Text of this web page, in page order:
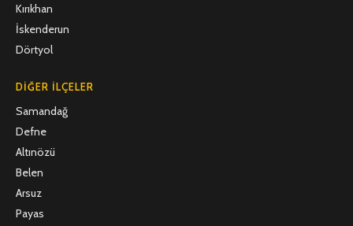
Kırıkhan
İskenderun
Dörtyol
DIĞER İLÇELER
Samandağ
Defne
Altınözü
Belen
Arsuz
Payas